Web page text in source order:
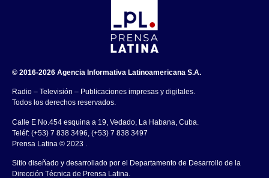
© 2016-2026 Agencia Informativa Latinoamericana S.A.
Radio – Televisión – Publicaciones impresas y digitales.
Todos los derechos reservados.
Calle E No.454 esquina a 19, Vedado, La Habana, Cuba.
Teléf: (+53) 7 838 3496, (+53) 7 838 3497
Prensa Latina © 2023 .
Sitio diseñado y desarrollado por el Departamento de Desarrollo de la
Dirección Técnica de Prensa Latina.